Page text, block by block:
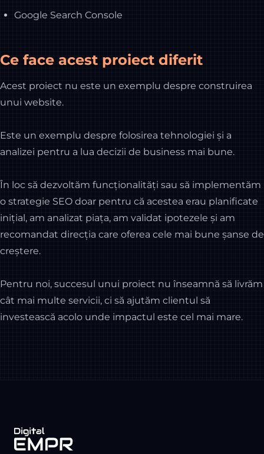
Google Search Console
Ce face acest proiect diferit
Acest proiect nu este un exemplu despre construirea
unui website.
Este un exemplu despre folosirea tehnologiei și a
analizei pentru a lua decizii de business mai bune.
În loc să dezvoltăm funcționalități sau să implementăm
o strategie SEO doar pentru că acestea erau planificate
inițial, am analizat piața, am validat ipotezele și am
recomandat direcția care oferea cele mai bune șanse de
creștere.
Pentru noi, succesul unui proiect nu înseamnă să livrăm
cât mai multe servicii, ci să ajutăm clientul să
investească acolo unde impactul este cel mai mare.